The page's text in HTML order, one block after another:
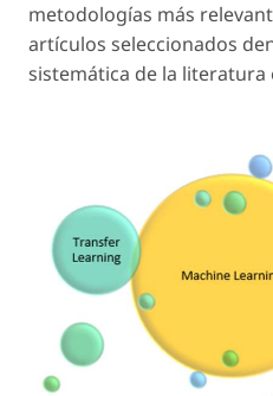
metodologías más
artículos seleccionados
sistemática de la